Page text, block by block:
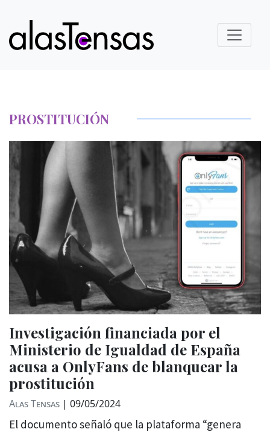
PROSTITUCIÓN
Investigación financiada por el
Ministerio de Igualdad de España
acusa a OnlyFans de blanquear la
prostitución
Alas Tensas | 09/05/2024
El documento señaló que la plataforma “genera